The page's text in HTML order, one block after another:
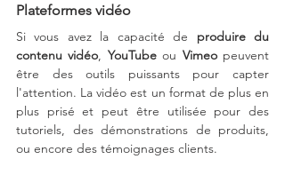
Plateformes vidéo
Si vous avez la capacité de produire du
contenu vidéo
YouTube ou Vimeo peuvent
être des outils puissants pour capter
l'attention. La vidéo est un format de plus en
plus prisé et peut être utilisée pour des
tutoriels, des démonstrations de produits,
ou encore des témoignages clients.